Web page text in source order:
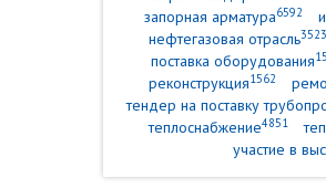
запорная арматура6592
нефтегазовая отрасль3523
поставка оборудования
реконструкция1562
тендер на поставку
теплоснабжение4851
участие в